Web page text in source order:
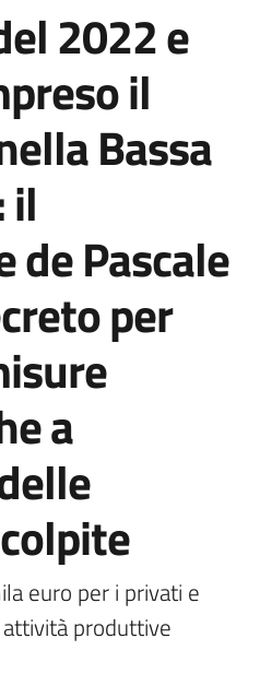
2022 e
il
Bassa
il
de Pascale
per
a
euro per i privati e
produttive